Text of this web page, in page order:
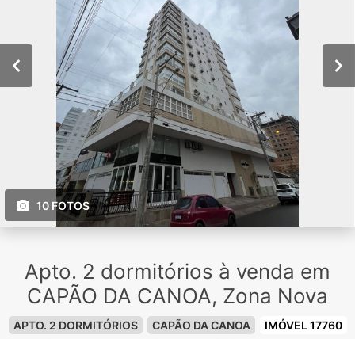
10 FOTOS
Apto. 2 dormitórios à venda em
CAPÃO DA CANOA, Zona Nova
APTO. 2 DORMITÓRIOS CAPÃO DA CANOA IMÓVEL 17760